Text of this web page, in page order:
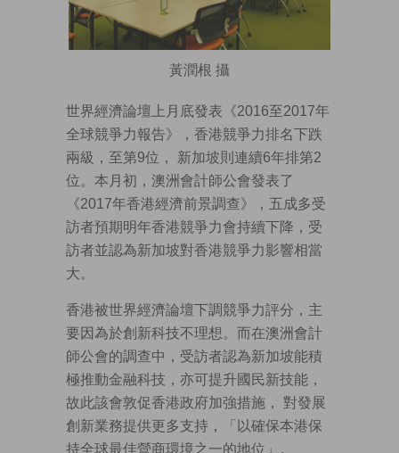
黃潤根 攝
世界經濟論壇上月底發表《2016至2017年
全球競爭力報告》，香港競爭力排名下跌
兩級，至第9位， 新加坡則連續6年排第2
位。本月初，澳洲會計師公會發表了
《2017年香港經濟前景調查》，五成多受
訪者預期明年香港競爭力會持續下降，受
訪者並認為新加坡對香港競爭力影響相當
大。
香港被世界經濟論壇下調競爭力評分，主
要因為於創新科技不理想。而在澳洲會計
師公會的調查中，受訪者認為新加坡能積
極推動金融科技，亦可提升國民新技能，
故此該會敦促香港政府加強措施， 對發展
創新業務提供更多支持，「以確保本港保
持全球最佳營商環境之一的地位」。